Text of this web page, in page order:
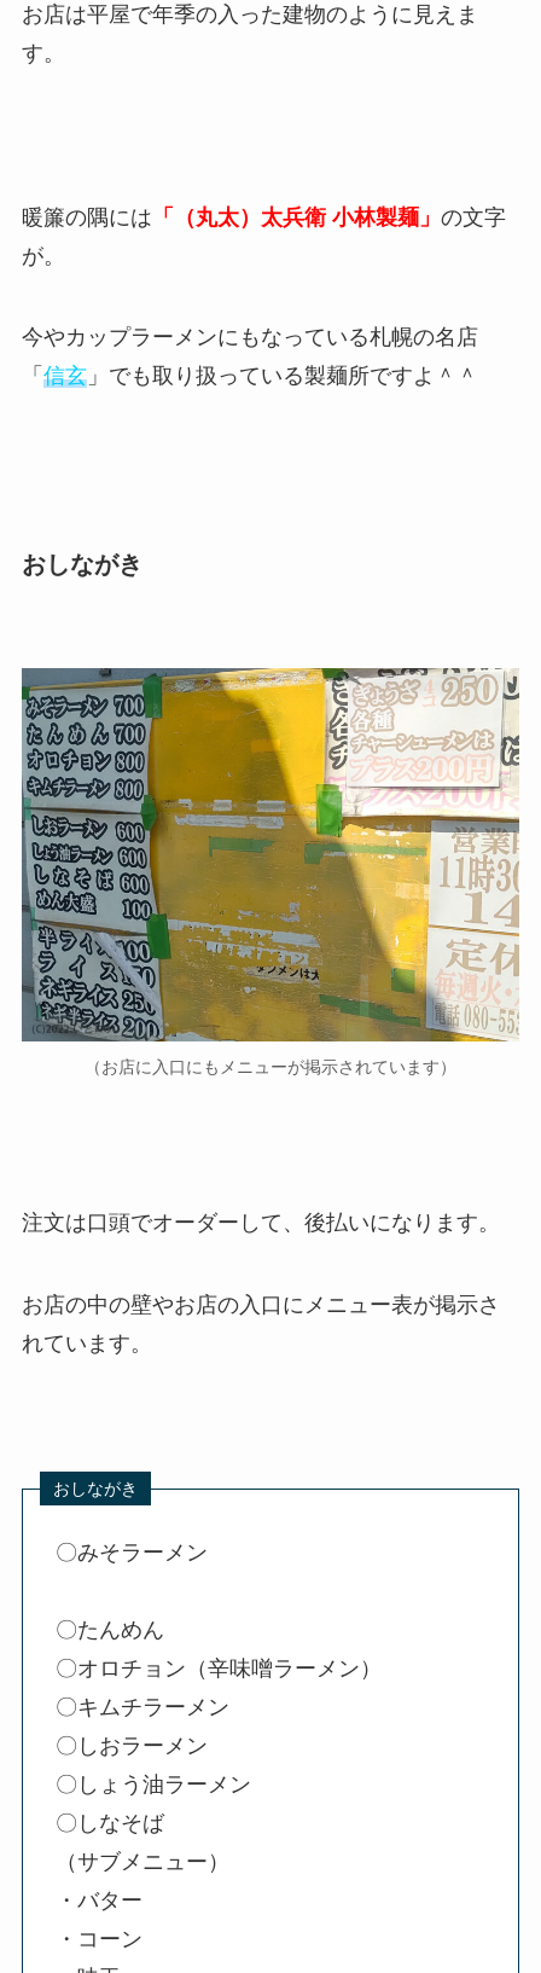
お店は平屋で年季の入った建物のように見えま
す。
暖簾の隅には 「（丸太）太兵衛 小林製麺」 の文字
が。
今やカップラーメンにもなっている札幌の名店
「 信玄」でも取り扱っている製麺所ですよ＾＾
おしながき
（お店に入口にもメニューが掲示されています）
注文は口頭でオーダーして、後払いになります。
お店の中の壁やお店の入口にメニュー表が掲示さ
れています。
〇みそラーメン
〇たんめん
〇オロチョン（辛味噌ラーメン）
〇キムチラーメン
〇しおラーメン
〇しょう油ラーメン
〇しなそば
（サブメニュー）
・バター
・コーン